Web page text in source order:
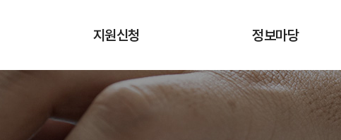
지원신청
의료분야 상담 · 자문신청
정보마당
공지사항